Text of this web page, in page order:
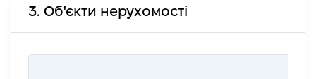
3. Об'єкти нерухомості